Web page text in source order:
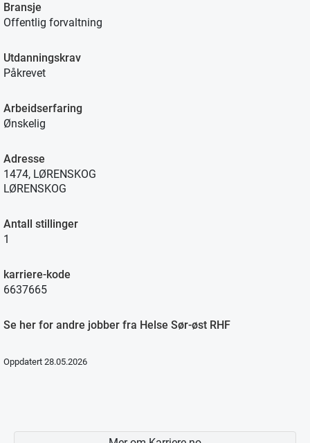
Bransje
Offentlig forvaltning
Utdanningskrav
Påkrevet
Arbeidserfaring
Ønskelig
Adresse
1474, LØRENSKOG
LØRENSKOG
Antall stillinger
1
karriere-kode
6637665
Se her for andre jobber fra Helse Sør-øst RHF
Oppdatert 28.05.2026